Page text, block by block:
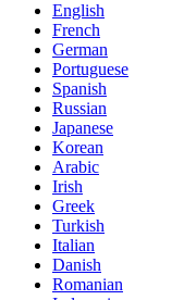
English
French
German
Portuguese
Spanish
Russian
Japanese
Korean
Arabic
Irish
Greek
Turkish
Italian
Danish
Romanian